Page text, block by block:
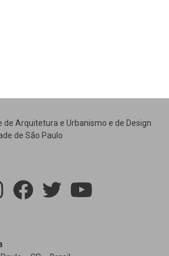
de Arquitetura e Urbanismo e de Design
de São Paulo